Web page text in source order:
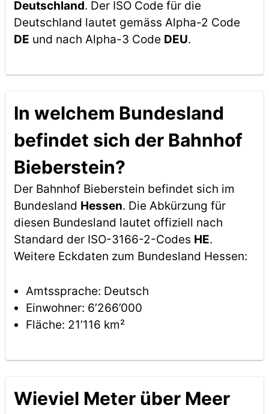
Deutschland. Der ISO Code für die
Deutschland lautet gemäss Alpha-2 Code
DE und nach Alpha-3 Code DEU.
In welchem Bundesland
befindet sich der Bahnhof
Bieberstein?
Der Bahnhof Bieberstein befindet sich im
Bundesland Hessen. Die Abkürzung für
diesen Bundesland lautet offiziell nach
Standard der ISO-3166-2-Codes HE.
Weitere Eckdaten zum Bundesland Hessen:
Amtssprache: Deutsch
Einwohner: 6’266’000
Fläche: 21’116 km²
Wieviel Meter über Meer